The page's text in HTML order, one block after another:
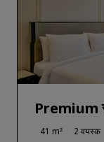
Premium
41 m² 2 वयस्क